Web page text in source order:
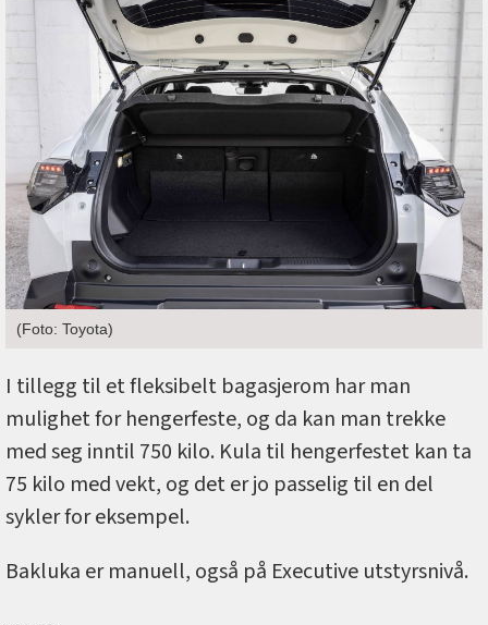
(Foto: Toyota)
I tillegg til et fleksibelt bagasjerom har man
mulighet for hengerfeste, og da kan man trekke
med seg inntil 750 kilo. Kula til hengerfestet kan ta
75 kilo med vekt, og det er jo passelig til en del
sykler for eksempel.
Bakluka er manuell, også på Executive utstyrsnivå.